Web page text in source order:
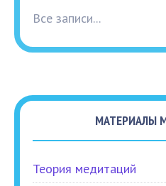
Все записи...
МАТЕРИАЛЫ
Теория медитаций